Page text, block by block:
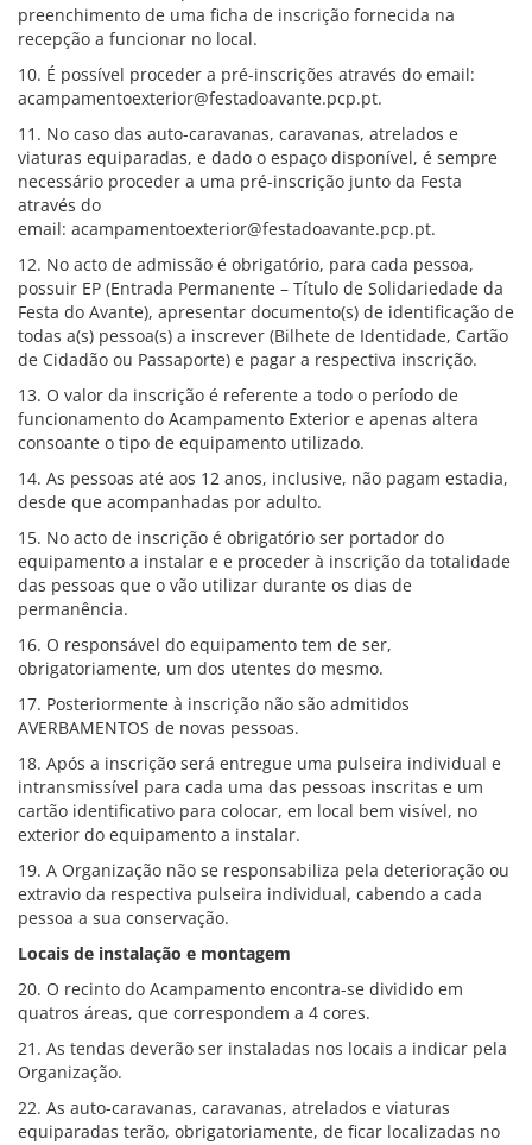
preenchimento de uma ficha de inscrição fornecida na
recepção a funcionar no local.
10. É possível proceder a pré-inscrições através do email:
acampamentoexterior@festadoavante.pcp.pt.
11. No caso das auto-caravanas, caravanas, atrelados e
viaturas equiparadas, e dado o espaço disponível, é sempre
necessário proceder a uma pré-inscrição junto da Festa
através do
email: acampamentoexterior@festadoavante.pcp.pt.
12. No acto de admissão é obrigatório, para cada pessoa,
possuir EP (Entrada Permanente – Título de Solidariedade da
Festa do Avante), apresentar documento(s) de identificação de
todas a(s) pessoa(s) a inscrever (Bilhete de Identidade, Cartão
de Cidadão ou Passaporte) e pagar a respectiva inscrição.
13. O valor da inscrição é referente a todo o período de
funcionamento do Acampamento Exterior e apenas altera
consoante o tipo de equipamento utilizado.
14. As pessoas até aos 12 anos, inclusive, não pagam estadia,
desde que acompanhadas por adulto.
15. No acto de inscrição é obrigatório ser portador do
equipamento a instalar e e proceder à inscrição da totalidade
das pessoas que o vão utilizar durante os dias de
permanência.
16. O responsável do equipamento tem de ser,
obrigatoriamente, um dos utentes do mesmo.
17. Posteriormente à inscrição não são admitidos
AVERBAMENTOS de novas pessoas.
18. Após a inscrição será entregue uma pulseira individual e
intransmissível para cada uma das pessoas inscritas e um
cartão identificativo para colocar, em local bem visível, no
exterior do equipamento a instalar.
19. A Organização não se responsabiliza pela deterioração ou
extravio da respectiva pulseira individual, cabendo a cada
pessoa a sua conservação.
Locais de instalação e montagem
20. O recinto do Acampamento encontra-se dividido em
quatros áreas, que correspondem a 4 cores.
21. As tendas deverão ser instaladas nos locais a indicar pela
Organização.
22. As auto-caravanas, caravanas, atrelados e viaturas
equiparadas terão, obrigatoriamente, de ficar localizadas no